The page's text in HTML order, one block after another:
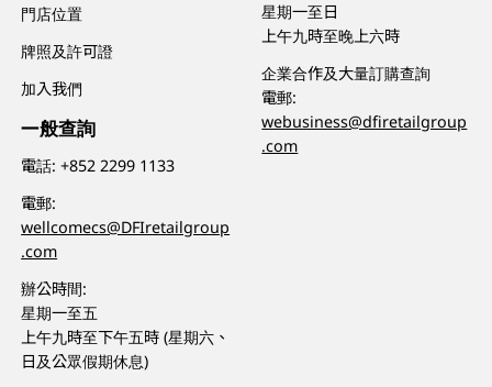
門店位置
牌照及許可證
加入我們
一般查詢
電話:+852 2299 1133
電郵:
wellcomecs@DFIretailgroup
.com
辦公時間:
星期一至五
上午九時至下午五時 (星期六、
日及公眾假期休息)
星期一至日
上午九時至晚上六時
企業合作及大量訂購查詢
電郵:
webusiness@dfiretailgroup
.com